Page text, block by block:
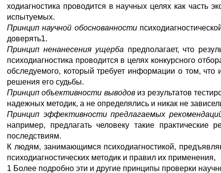
ходиагностика проводится в научных целях как часть
испытуемых.
Принцип научной обоснованности
доверять1.
Принцип ненанесения ущерба предполагает, что
психодиагностика проводится в целях конкурсного
обследуемого, который требует информации о том, что
решения его судьбы.
Принцип объективности выводов из результатов
надежных методик, а не определялись и никак не
Принцип эффективности предлагаемых
например, предлагать человеку такие
последствиям.
К людям, занимающимся психодиагностикой,
психодиагностических методик и правил их применения,
1 Более подробно эти и другие принципы проверки